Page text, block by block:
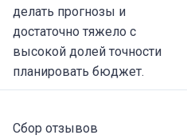
делать прогнозы и
достаточно тяжело с
высокой долей точности
планировать бюджет.
Сбор отзывов